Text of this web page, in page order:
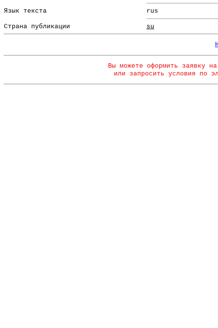
Язык текста rus
Страна публикации su
Вы можете оформить заявку
или запросить условия по